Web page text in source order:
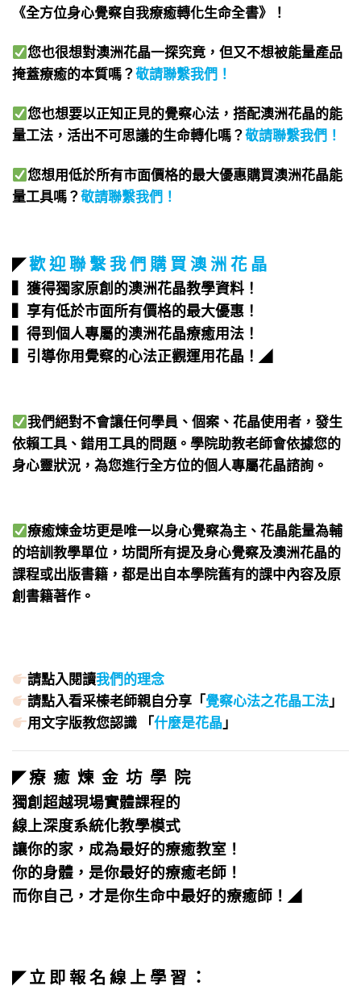
《全方位身心覺察自我療癒轉化生命全書》！​
您也很想對澳洲花晶一探究竟，但又不想被能量產品
掩蓋療癒的本質嗎？敬請聯繫我們 ！
您也想要以正知正見的覺察心法，搭配澳洲花晶的能
量工法，活出不可思議的生命轉化嗎？敬請聯繫我們 ！
您想用低於所有市面價格的最大優惠購買澳洲花晶能
量工具嗎？敬請聯繫我們 ！
◤歡 迎 聯 繫 我 們 購 買 澳 洲 花 晶
▍獲得獨家原創的澳洲花晶教學資料！
▍享有低於市面所有價格的最大優惠！
▍得到個人專屬的澳洲花晶療癒用法！
▍引導你用覺察的心法正觀運用花晶！ ◢
我們絕對不會讓任何學員、個案、花晶使用者，發生
依賴工具、錯用工具的問題。學院助教老師會依據您的
身心靈狀況，為您進行全方位的個人專屬花晶諮詢。
療癒煉金坊更是唯一以身心覺察為主、花晶能量為輔
的培訓教學單位，坊間所有提及身心覺察及澳洲花晶的
課程或出版書籍，都是出自本學院舊有的課中內容及原
創書籍著作。
請點入閱讀我們的理念
請點入看采榛老師親自分享「覺察心法之花晶工法」
用文字版教您認識 「什麼是花晶」
◤療 癒 煉 金 坊 學 院
獨創超越現場實體課程的
線上深度系統化教學模式
讓你的家，成為最好的療癒教室！
你的身體，是你最好的療癒老師！
而你自己，才是你生命中最好的療癒師！ ◢
◤立 即 報 名 線 上 學 習 ：